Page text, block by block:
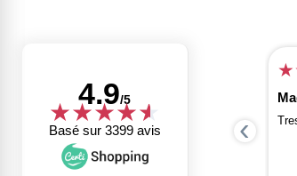
4.9/5
★★★★★
★
Basé sur 3399 avis ‹
Tout est nickel
★